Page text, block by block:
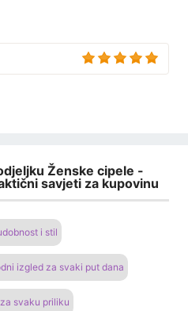
Ženske cipele -
savjeti za kupovinu
i stil
izgled za svaki put dana
svaku priliku